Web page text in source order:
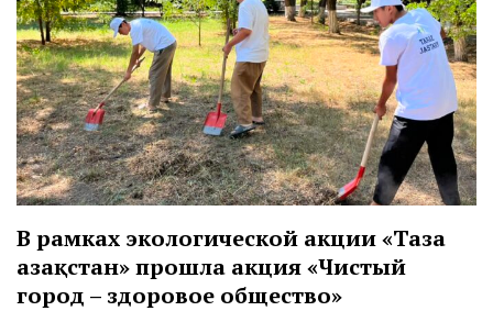
В рамках экологической акции «Таза
Қазақстан» прошла акция «Чистый
город – здоровое общество»